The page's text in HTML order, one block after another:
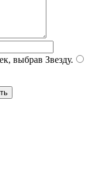
выбрав Звезду.